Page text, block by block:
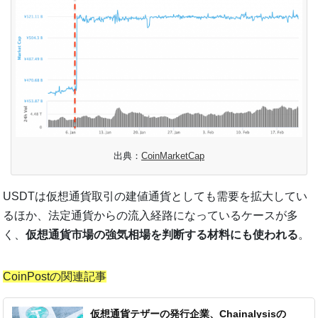
出典： CoinMarketCap
USDTは仮想通貨取引の建値通貨としても需要を拡大してい
るほか、法定通貨からの流入経路になっているケースが多
く、仮想通貨市場の強気相場を判断する材料にも使われる。
CoinPostの関連記事
仮想通貨テザーの発行企業、Chainalysisの